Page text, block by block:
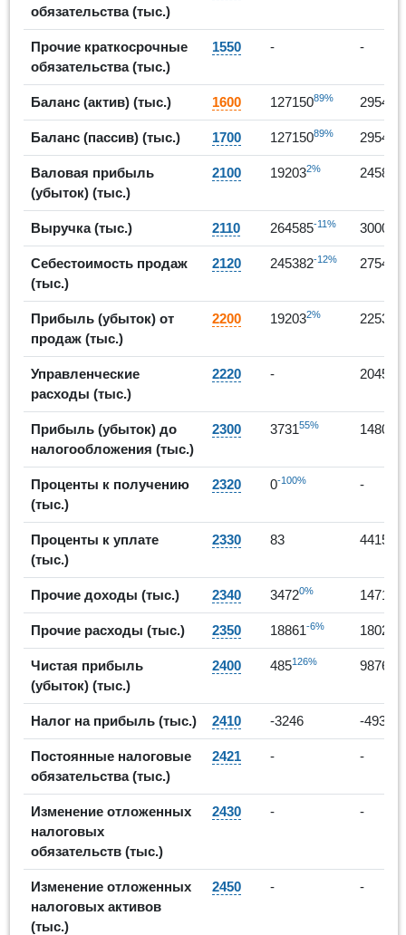
обязательства (тыс.)
Прочие краткосрочные
обязательства (тыс.)
1550 - -
Баланс (актив) (тыс.) 1600 12715089% 295420
Баланс (пассив) (тыс.) 1700 12715089% 295420
Валовая прибыль
(убыток) (тыс.)
2100 192032% 24580
Выручка (тыс.) 2110 264585-11% 300055
Себестоимость продаж
(тыс.)
2120 245382-12% 275475
Прибыль (убыток) от
продаж (тыс.)
2200 192032% 22535
Управленческие
расходы (тыс.)
2220 - 2045
Прибыль (убыток) до
налогообложения (тыс.)
2300 373155% 14808
Проценты к получению
(тыс.)
2320 0-100% -
Проценты к уплате
(тыс.)
2330 83 4415
Прочие доходы (тыс.) 2340 34720% 14716
Прочие расходы (тыс.) 2350 18861-6% 18028
Чистая прибыль
(убыток) (тыс.)
2400 485126% 9876
Налог на прибыль (тыс.) 2410 -3246 -4932
Постоянные налоговые
обязательства (тыс.)
2421 - -
Изменение отложенных
налоговых
обязательств (тыс.)
2430 - -
Изменение отложенных
налоговых активов
(тыс.)
2450 - -